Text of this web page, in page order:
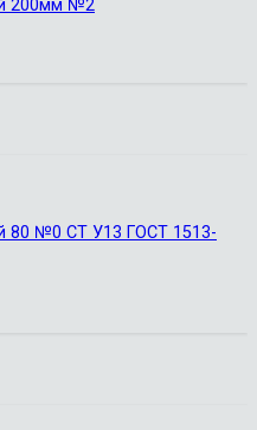
200мм №2
80 №0 СТ У13 ГОСТ 1513-